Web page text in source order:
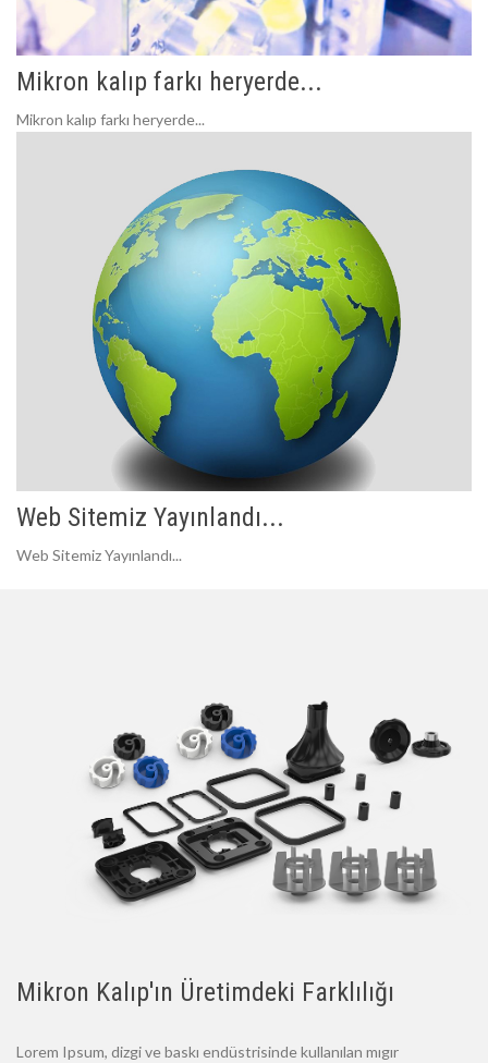
Mikron kalıp farkı heryerde...
Mikron kalıp farkı heryerde...
Web Sitemiz Yayınlandı...
Web Sitemiz Yayınlandı...
Mikron Kalıp'ın Üretimdeki Farklılığı
Lorem Ipsum, dizgi ve baskı endüstrisinde kullanılan mıgır